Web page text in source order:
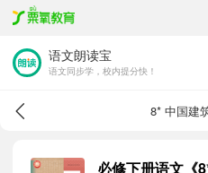
语文朗读宝
语文同步学，校内提分快！
8* 中国建